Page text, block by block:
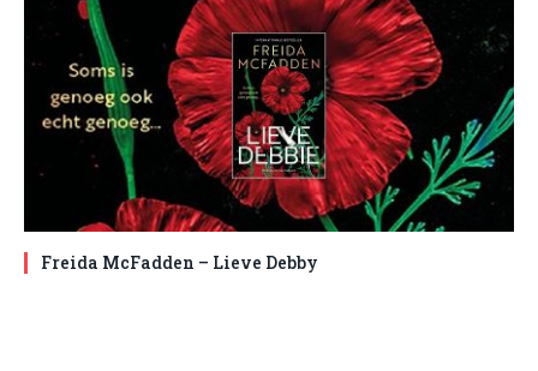
Freida McFadden – Lieve Debby